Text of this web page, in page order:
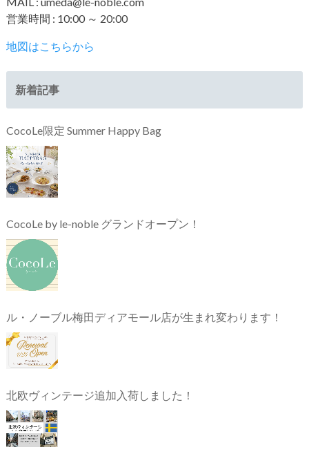
営業時間 : 10:00 ～ 20:00
地図はこちらから
新着記事
CocoLe限定 Summer Happy Bag
CocoLe by le-noble グランドオープン！
ル・ノーブル梅田ディアモール店が生まれ変わります！
北欧ヴィンテージ追加入荷しました！